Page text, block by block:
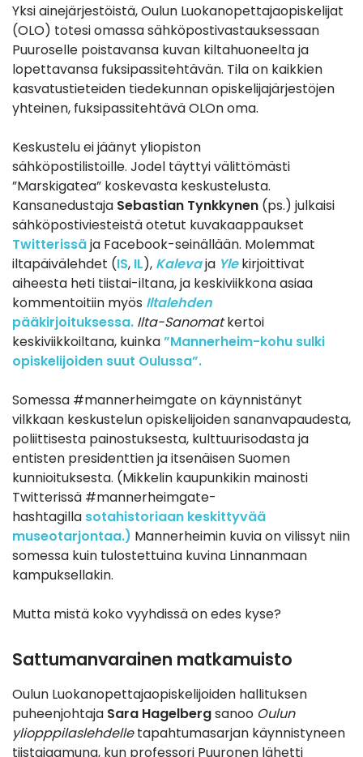
Yksi ainejärjestöistä, Oulun Luokanopettajaopiskelijat
(OLO) totesi omassa sähköpostivastauksessaan
Puuroselle poistavansa kuvan kiltahuoneelta ja
lopettavansa fuksipassitehtävän. Tila on kaikkien
kasvatustieteiden tiedekunnan opiskelijajärjestöjen
yhteinen, fuksipassitehtävä OLOn oma.
Keskustelu ei jäänyt yliopiston
sähköpostilistoille. Jodel täyttyi välittömästi
”Marskigatea” koskevasta keskustelusta.
Kansanedustaja Sebastian Tynkkynen (ps.) julkaisi
sähköpostiviesteistä otetut kuvakaappaukset
Twitterissäja Facebook-seinällään. Molemmat
iltapäivälehdet (IS, IL), Kalevaja Ylekirjoittivat
aiheesta heti tiistai-iltana, ja keskiviikkona asiaa
kommentoitiin myös Iltalehden
pääkirjoituksessa. Ilta-Sanomatkertoi
keskiviikkoiltana, kuinka”Mannerheim-kohu sulki
opiskelijoiden suut Oulussa”.
Somessa #mannerheimgate on käynnistänyt
vilkkaan keskustelun opiskelijoiden sananvapaudesta,
poliittisesta painostuksesta, kulttuurisodasta ja
entisten presidenttien ja itsenäisen Suomen
kunnioituksesta. (Mikkelin kaupunkikin mainosti
Twitterissä #mannerheimgate-
hashtagilla sotahistoriaan keskittyvää
museotarjontaa.) Mannerheimin kuvia on vilissyt niin
somessa kuin tulostettuina kuvina Linnanmaan
kampuksellakin.
Mutta mistä koko vyyhdissä on edes kyse?
Sattumanvarainen matkamuisto
Oulun Luokanopettajaopiskelijoiden hallituksen
puheenjohtaja Sara Hagelbergsanoo Oulun
yliopppilaslehdelletapahtumasarjan käynnistyneen
tiistaiaamuna, kun professori Puuronen lähetti